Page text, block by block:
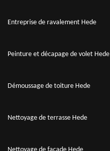
Entreprise de ravalement Hede
Peinture et décapage de volet Hede
Démoussage de toiture Hede
Nettoyage de terrasse Hede